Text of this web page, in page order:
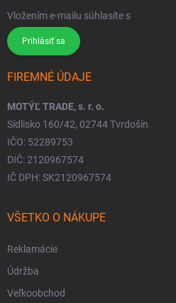
Vložením e-mailu súhlasíte s
Prihlásiť sa
FIREMNÉ ÚDAJE
MOTÝĽ TRADE, s. r. o.
Sídlisko 160/42, 02744 Tvrdošín
IČO: 52289753
DIČ: 2120967574
IČ DPH: SK2120967574
VŠETKO O NÁKUPE
Reklamácie
Údržba
Veľkoobchod